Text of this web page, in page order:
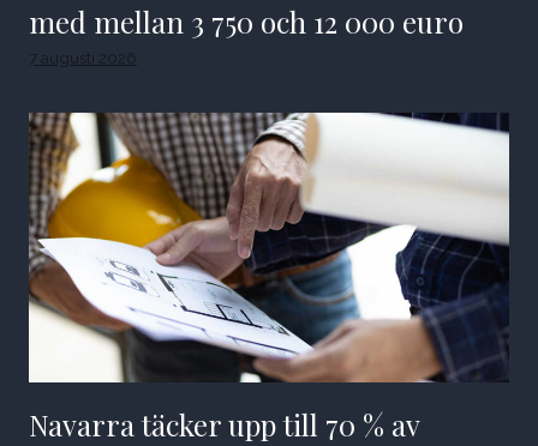
med mellan 3 750 och 12 000 euro
7 augusti 2026
Navarra täcker upp till 70 % av